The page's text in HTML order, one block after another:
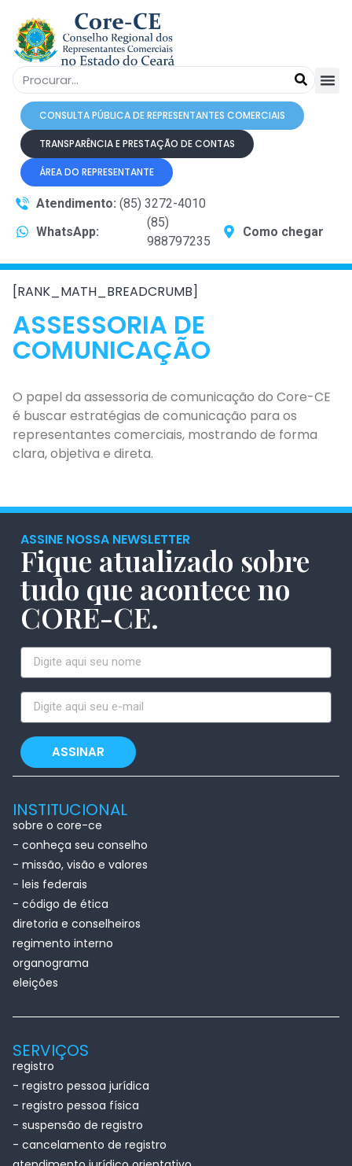
CONSULTA PÚBLICA DE REPRESENTANTES COMERCIAIS
TRANSPARÊNCIA E PRESTAÇÃO DE CONTAS
ÁREA DO REPRESENTANTE
Atendimento: (85) 3272-4010
WhatsApp:
(85)
988797235
Como chegar
[RANK_MATH_BREADCRUMB]
ASSESSORIA DE
COMUNICAÇÃO
O papel da assessoria de comunicação do Core-CE
é buscar estratégias de comunicação para os
representantes comerciais, mostrando de forma
clara, objetiva e direta.
ASSINE NOSSA NEWSLETTER
Fique atualizado sobre
tudo que acontece no
CORE-CE.
ASSINAR
INSTITUCIONAL
sobre o core-ce
- conheça seu conselho
- missão, visão e valores
- leis federais
- código de ética
diretoria e conselheiros
regimento interno
organograma
eleições
SERVIÇOS
registro
- registro pessoa jurídica
- registro pessoa física
- suspensão de registro
- cancelamento de registro